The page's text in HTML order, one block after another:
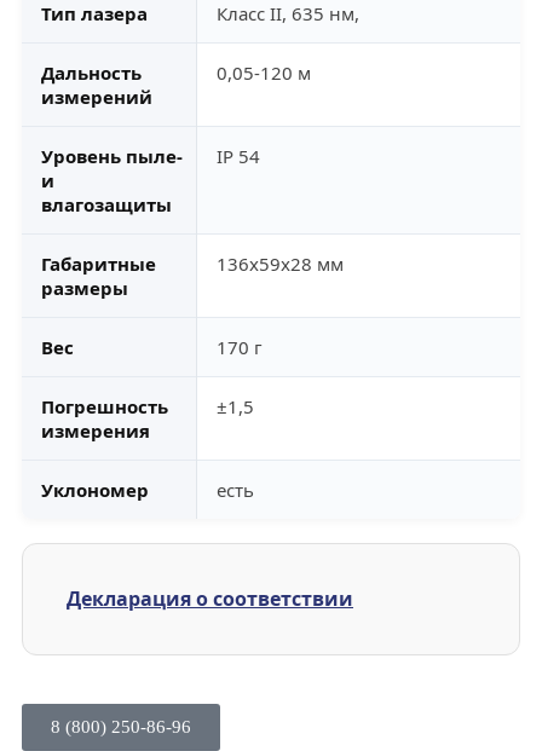
Тип лазера Класс II, 635 нм,
Дальность
измерений
0,05-120 м
Уровень пыле-
и
влагозащиты
IP 54
Габаритные
размеры
136х59х28 мм
Вес 170 г
Погрешность
измерения
±1,5
Уклономер есть
Декларация о соответствии
8 (800) 250-86-96